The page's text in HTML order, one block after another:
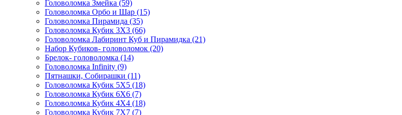
Головоломка Змейка (59)
Головоломка Орбо и Шар (15)
Головоломка Пирамида (35)
Головоломка Кубик 3Х3 (66)
Головоломка Лабиринт Куб и Пирамидка (21)
Набор Кубиков- головоломок (20)
Брелок- головоломка (14)
Головоломка Infinity (9)
Пятнашки, Собирашки (11)
Головоломка Кубик 5Х5 (18)
Головоломка Кубик 6Х6 (7)
Головоломка Кубик 4Х4 (18)
Головоломка Кубик 7Х7 (7)